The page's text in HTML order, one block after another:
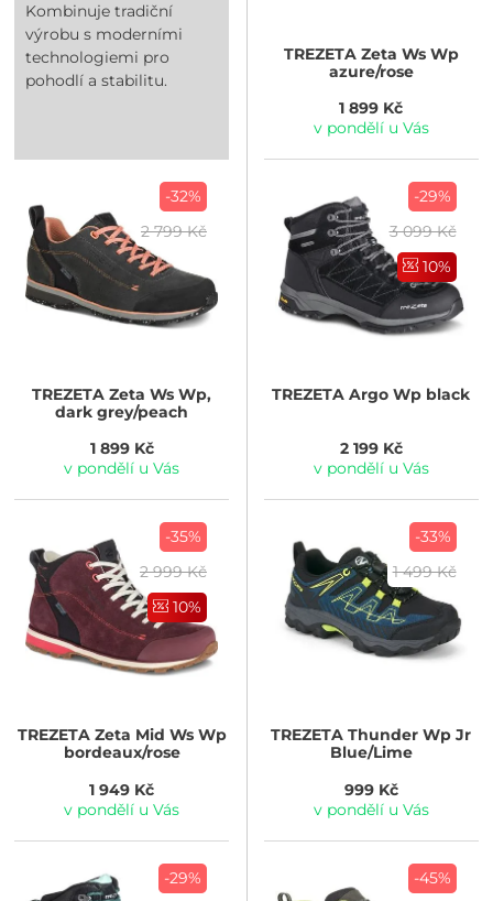
Kombinuje tradiční
výrobu s moderními
technologiemi pro
pohodlí a stabilitu.
TREZETAZeta Ws Wp
azure/rose
1 899 Kč
v pondělí u Vás
-32%
2 799 Kč
TREZETA Zeta Ws Wp,
dark grey/peach
1 899 Kč
v pondělí u Vás
-29%
3 099 Kč
10%
TREZETA Argo Wp black
2 199 Kč
v pondělí u Vás
-35%
2 999 Kč
10%
TREZETAZeta Mid Ws Wp
bordeaux/rose
1 949 Kč
v pondělí u Vás
-33%
1 499 Kč
TREZETA Thunder Wp Jr
Blue/Lime
999 Kč
v pondělí u Vás
-29%
-45%